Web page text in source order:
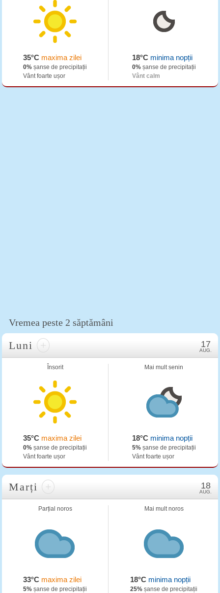
35°C maxima zilei
0% șanse de precipitații
Vânt foarte ușor
18°Cminima nopții
0%șanse de precipitații
Vânt calm
Vremea peste 2 săptămâni
Luni + 17
AUG.
Însorit
35°C maxima zilei
0% șanse de precipitații
Vânt foarte ușor
Mai mult senin
18°Cminima nopții
5%șanse de precipitații
Vânt foarte ușor
Marți + 18
AUG.
Parțial noros
33°C maxima zilei
5% șanse de precipitații
Mai mult noros
18°C minima nopții
25% șanse de precipitații